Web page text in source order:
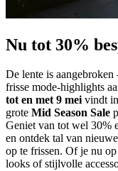
Nu tot 30%
De lente is aangebroken
frisse mode‑highlights
tot en met 9 meivindt in
grote Mid Season Sale
Geniet van tot wel 30%
en ontdek tal van
op te frissen. Of je nu
looks of stijlvolle